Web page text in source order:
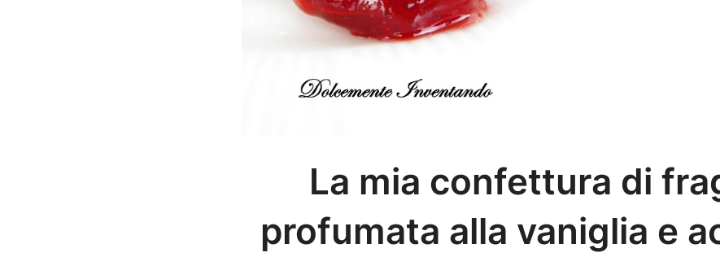
La mia confettura di
profumata alla vaniglia e